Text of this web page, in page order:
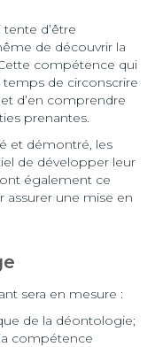
d’être
de découvrir la
compétence qui
de circonscrire
d’en comprendre
prenantes.
et démontré, les
de développer leur
également ce
assurer une mise en
sera en mesure :
de la déontologie;
compétence